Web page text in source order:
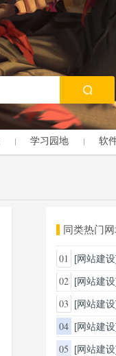
学习园地 软
同类热门
01 [网站建
02 [网站建
03 [网站建
04 [网站建
05 [网站建